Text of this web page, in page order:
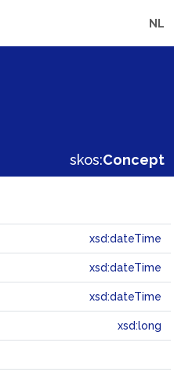
NL
skos:Concept
xsd:dateTime
xsd:dateTime
xsd:dateTime
xsd:long